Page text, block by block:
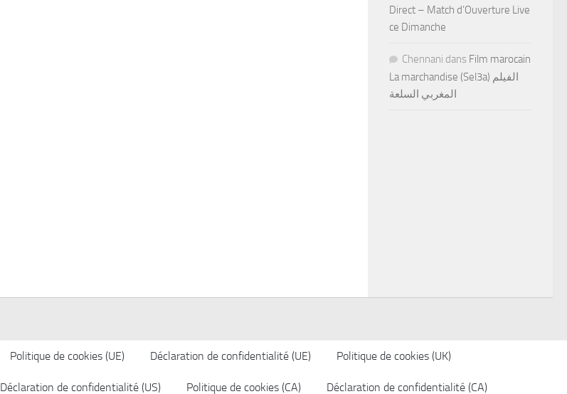
Direct – Match d’Ouverture Live
ce Dimanche
Chennani dans Film marocain
La marchandise (Sel3a) الفيلم
المغربي السلعة
Politique de cookies (UE) Déclaration de confidentialité (UE) Politique de cookies (UK)
Déclaration de confidentialité (US) Politique de cookies (CA) Déclaration de confidentialité (CA)